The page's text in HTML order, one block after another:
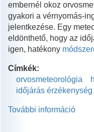
embernél okoz
gyakori a vérnyomás-
jelentkezése. Egy
eldönthető, hogy az
igen, hatékony
Címkék:
orvosmeteorológia
időjárás érzékenység
További információ